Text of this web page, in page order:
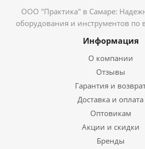
ООО "Практика" в Самаре:
оборудования и инструментов
Информация
О компании
Отзывы
Гарантия и
Доставка и оплата
Оптовикам
Акции и скидки
Бренды